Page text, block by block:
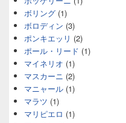
ボリング (1)
ボロディン (3)
ポンキエッリ (2)
ポール・リード (1)
マイネリオ (1)
マスカーニ (2)
マニャール (1)
マラツ (1)
マリピエロ (1)